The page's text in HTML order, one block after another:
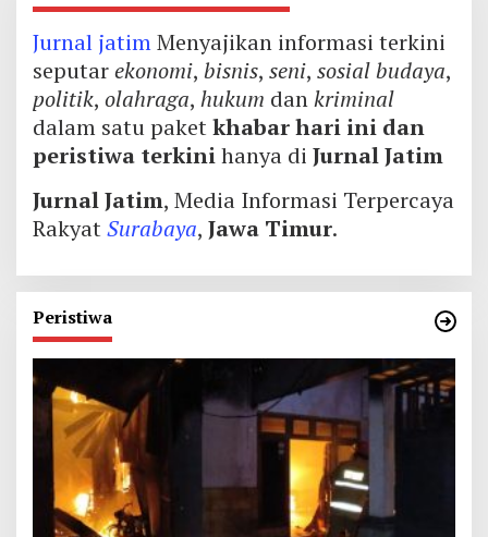
Jurnal jatimMenyajikan informasi terkini
seputarekonomi, bisnis, seni, sosial budaya,
politik, olahraga, hukum dankriminal
dalam satu paketkhabar hari ini dan
peristiwa terkinihanya di Jurnal Jatim
Jurnal Jatim, Media Informasi Terpercaya
RakyatSurabaya, Jawa Timur.
Peristiwa